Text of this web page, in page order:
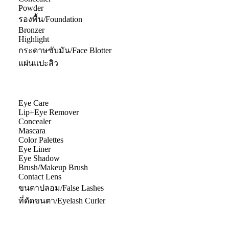
Powder
รองพื้น/Foundation
Bronzer
Highlight
กระดาษซับมัน/Face Blotter
แผ่นแปะสิว
Eye Care
Lip+Eye Remover
Concealer
Mascara
Color Palettes
Eye Liner
Eye Shadow
Brush/Makeup Brush
Contact Lens
ขนตาปลอม/False Lashes
ที่ดัดขนตา/Eyelash Curler